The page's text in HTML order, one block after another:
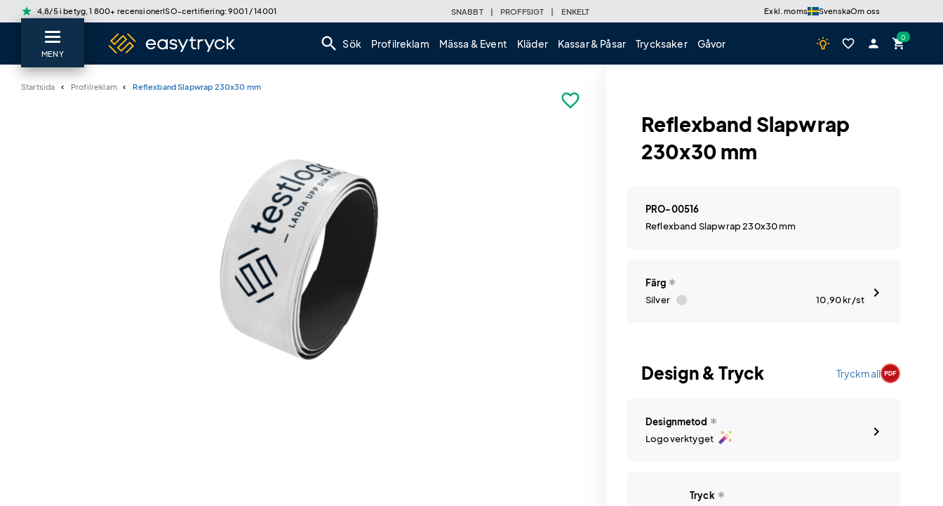
star 4,8/5 i betyg, 1 800+ recensionerISO-certifiering: 9001 / 14001 SNABBT | PROFFSIGT | ENKELT Exkl. moms SvenskaOm oss
search Sök Profilreklam Mässa & Event Kläder Kassar & Påsar Trycksaker Gåvor wb_incandescent favorite_border person shopping_cart
MENY
Startsida Profilreklam Reflexband Slapwrap 230x30 mm
favorite_border
Reflexband Slapwrap
230x30 mm
PRO-00516
Reflexband Slapwrap 230x30 mm
Färg
Silver
10,90kr/st
Design & Tryck Tryckmall
Designmetod
Logoverktyget auto_fix_high
Tryck